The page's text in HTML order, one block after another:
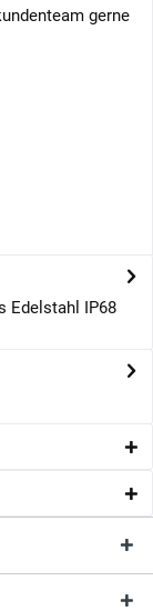
gerne
Edelstahl IP68